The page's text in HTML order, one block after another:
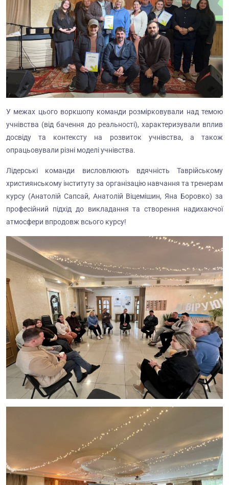
У межах цього воркшопу команди розмірковували над темою
учнівства (від бачення до реальності), характеризували вплив
досвіду та контексту на розвиток учнівства, а також
опрацьовували різні моделі учнівства.
Лідерські команди висловлюють вдячність Таврійському
християнському інституту за організацію навчання та тренерам
курсу (Анатолій Сапсай, Анатолій Віцемішин, Яна Боровко) за
професійний підхід до викладання та створення надихаючої
атмосфери впродовж всього курсу!